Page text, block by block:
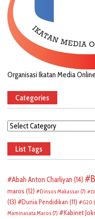
Organisasi Ikatan Media
Categories
Categories
List Tags
Abah Anton Charliyan (14)
maros (12) Dinsos Makassar (7)
(13)
Dunia Pendidikan (11) G20
Maminasata Maros (7) Kabinet